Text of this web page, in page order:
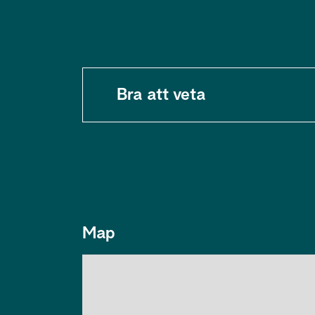
Bra att veta
Map